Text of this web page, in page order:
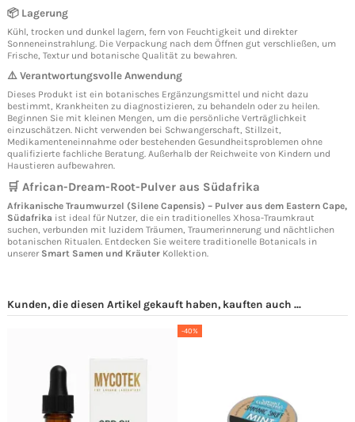
📦 Lagerung
Kühl, trocken und dunkel lagern, fern von Feuchtigkeit und direkter
Sonneneinstrahlung. Die Verpackung nach dem Öffnen gut verschließen, um
Frische, Textur und botanische Qualität zu bewahren.
⚠️ Verantwortungsvolle Anwendung
Dieses Produkt ist ein botanisches Ergänzungsmittel und nicht dazu
bestimmt, Krankheiten zu diagnostizieren, zu behandeln oder zu heilen.
Beginnen Sie mit kleinen Mengen, um die persönliche Verträglichkeit
einzuschätzen. Nicht verwenden bei Schwangerschaft, Stillzeit,
Medikamenteneinnahme oder bestehenden Gesundheitsproblemen ohne
qualifizierte fachliche Beratung. Außerhalb der Reichweite von Kindern und
Haustieren aufbewahren.
🛒 African-Dream-Root-Pulver aus Südafrika
Afrikanische Traumwurzel (Silene Capensis) – Pulver aus dem Eastern Cape,
Südafrika ist ideal für Nutzer, die ein traditionelles Xhosa-Traumkraut
suchen, verbunden mit luzidem Träumen, Traumerinnerung und nächtlichen
botanischen Ritualen. Entdecken Sie weitere traditionelle Botanicals in
unserer Smart Samen und Kräuter Kollektion.
Kunden, die diesen Artikel gekauft haben, kauften auch ...
-40%